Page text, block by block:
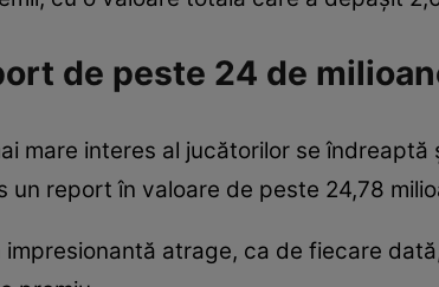
de peste 24 de
mare interes al jucătorilor se
un report în valoare de peste 24,78
impresionantă atrage, ca de fiecare